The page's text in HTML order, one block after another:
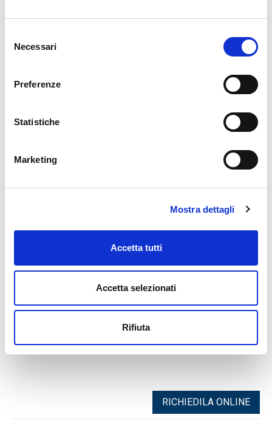
delNecessari
Preferenze
Statistiche
Marketing
Mostra dettagli
Accetta tutti
Accetta selezionati
Rifiuta
Spending Control: Per gestire e controllare l’uso
della carta da canali digitali, personalizzando i limiti di
spesa per importo, canale, area geografica e
: possibilità di visualizzare
modificarlo agli sportelli automatici evoluti.
coperture assicurative dedicate ad acquisti e viaggi.
APP e Portale titolari
: APP Nexi Pay e portale
servizi Nexi in modo semplice e immediato.
Acquistare in modo facile, veloce e sicuro:
priceless!
Consulta ilFoglio Informativo
FISSA UN APPUNTAMENTO
RICHIEDILA ONLINE